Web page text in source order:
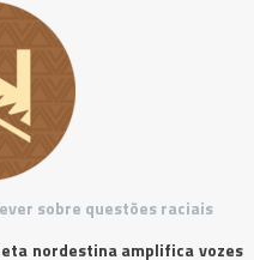
sobre questões raciais
nordestina amplifica vozes